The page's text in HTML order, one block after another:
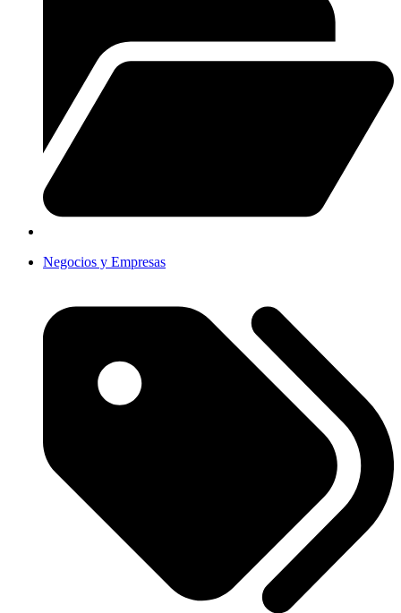
Negocios y Empresas